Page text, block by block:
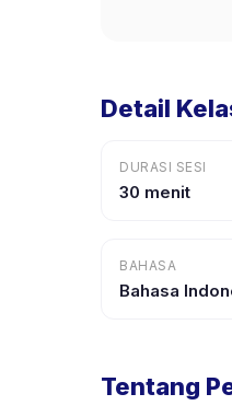
Detail
DURASI SESI
30 menit
BAHASA
Bahasa
Tentang